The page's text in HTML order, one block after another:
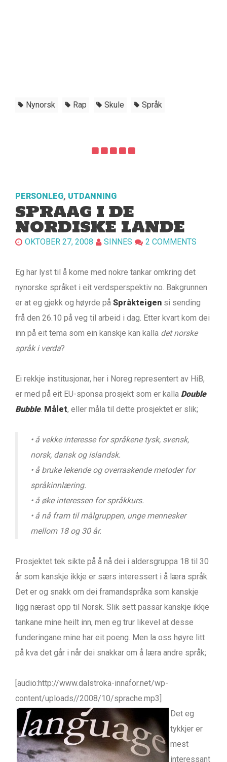
Nynorsk Rap Skule Språk
PERSONLEG, UTDANNING
SPRAAG I DE
NORDISKE LANDE
OKTOBER 27, 2008 SINNES 2 COMMENTS
Eg har lyst til å kome med nokre tankar omkring det
nynorske språket i eit verdsperspektiv no. Bakgrunnen
er at eg gjekk og høyrde på Språkteigen si sending
frå den 26.10 på veg til arbeid i dag. Etter kvart kom dei
inn på eit tema som ein kanskje kan kalla det norske
språk i verda?
Ei rekkje institusjonar, her i Noreg representert av HiB,
er med på eit EU-sponsa prosjekt som er kalla Double
Bubble. Målet, eller måla til dette prosjektet er slik;
• å vekke interesse for språkene tysk, svensk,
norsk, dansk og islandsk.
• å bruke lekende og overraskende metoder for
språkinnlæring.
• å øke interessen for språkkurs.
• å nå fram til målgruppen, unge mennesker
mellom 18 og 30 år.
Prosjektet tek sikte på å nå dei i aldersgruppa 18 til 30
år som kanskje ikkje er særs interessert i å læra språk.
Det er og snakk om dei framandspråka som kanskje
ligg nærast opp til Norsk. Slik sett passar kanskje ikkje
tankane mine heilt inn, men eg trur likevel at desse
funderingane mine har eit poeng. Men la oss høyre litt
på kva det går i når dei snakkar om å læra andre språk;
[audio:http://www.dalstroka-innafor.net/wp-
content/uploads//2008/10/sprache.mp3]
Det eg
tykkjer er
mest
interessant